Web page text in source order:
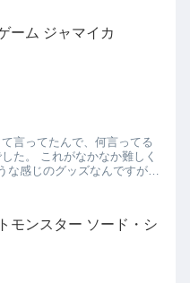
ーム ジャマイカ
言ってたんで、何言ってる
か難しく
な感じのグッズなんですが、
モンスター ソード・シ